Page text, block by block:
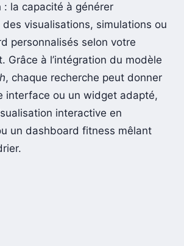
la capacité à générer
visualisations, simulations ou
personnalisés selon votre
Grâce à l’intégration du modèle
, chaque recherche peut donner
interface ou un widget adapté,
interactive en
un dashboard fitness mêlant